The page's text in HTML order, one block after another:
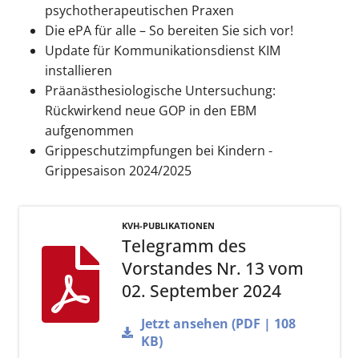
psychotherapeutischen Praxen
Die ePA für alle – So bereiten Sie sich vor!
Update für Kommunikationsdienst KIM
installieren
Präanästhesiologische Untersuchung:
Rückwirkend neue GOP in den EBM
aufgenommen
Grippeschutzimpfungen bei Kindern -
Grippesaison 2024/2025
KVH-PUBLIKATIONEN
Telegramm des
Vorstandes Nr. 13 vom
02. September 2024
Jetzt ansehen (PDF | 108
KB)